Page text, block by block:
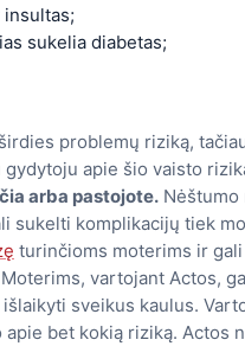
sukelia diabetas;
problemų riziką,
apie šio vaisto
arba pastojote.
sukelti komplikacijų tiek
turinčioms moterims ir
vartojant Actos,
sveikus kaulus.
bet kokią riziką. Actos